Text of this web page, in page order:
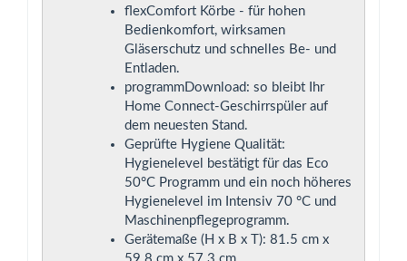
ﬂexComfort Körbe - für hohen
Bedienkomfort, wirksamen
Gläserschutz und schnelles Be- und
Entladen.
programmDownload: so bleibt Ihr
Home Connect-Geschirrspüler auf
dem neuesten Stand.
Geprüfte Hygiene Qualität:
Hygienelevel bestätigt für das Eco
50°C Programm und ein noch höheres
Hygienelevel im Intensiv 70 °C und
Maschinenpﬂegeprogramm.
Gerätemaße (H x B x T): 81.5 cm x
59.8 cm x 57.3 cm